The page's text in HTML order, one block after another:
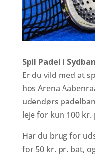
Spil Padel i
Er du vild med at
hos Arena
udendørs
leje for kun 100 kr.
Har du brug for
for 50 kr. pr. bat,